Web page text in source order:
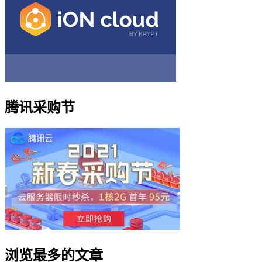
腾讯采购节
浏览最多的文章